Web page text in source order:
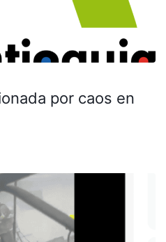
por caos en